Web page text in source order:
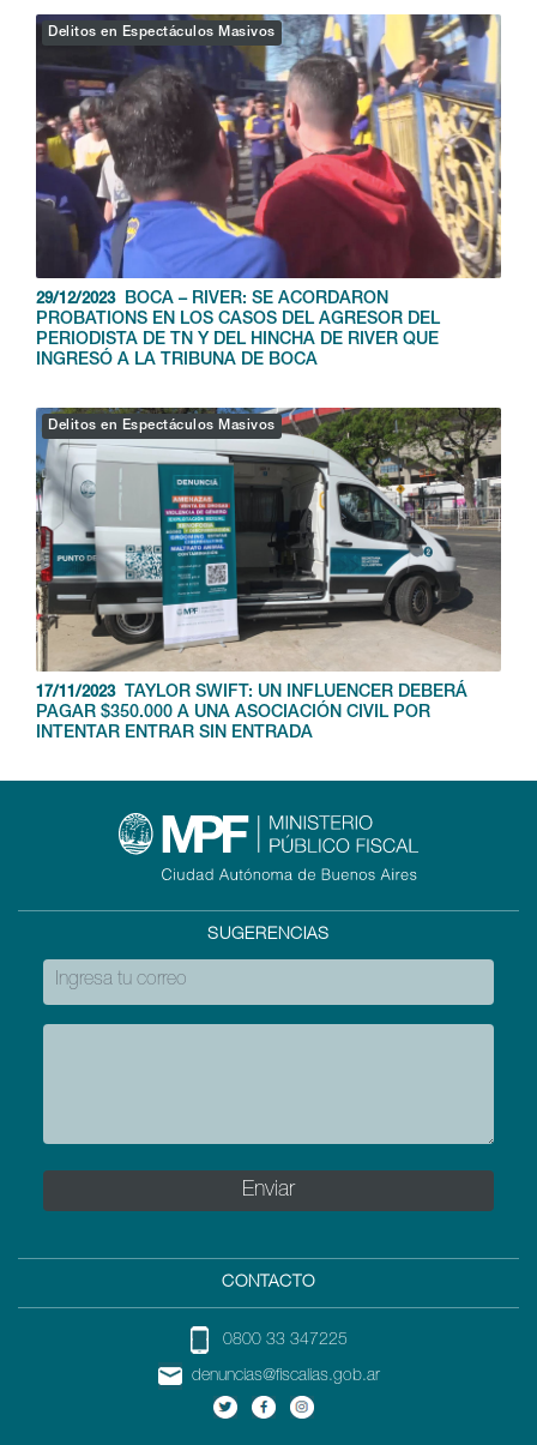
Delitos en Espectáculos Masivos
29/12/2023
BOCA – RIVER: SE ACORDARON
PROBATIONS EN LOS CASOS DEL AGRESOR DEL
PERIODISTA DE TN Y DEL HINCHA DE RIVER QUE
INGRESÓ A LA TRIBUNA DE BOCA
Delitos en Espectáculos Masivos
17/11/2023
TAYLOR SWIFT: UN INFLUENCER DEBERÁ
PAGAR $350.000 A UNA ASOCIACIÓN CIVIL POR
INTENTAR ENTRAR SIN ENTRADA
SUGERENCIAS
CONTACTO
0800 33 347225
denuncias@fiscalias.gob.ar